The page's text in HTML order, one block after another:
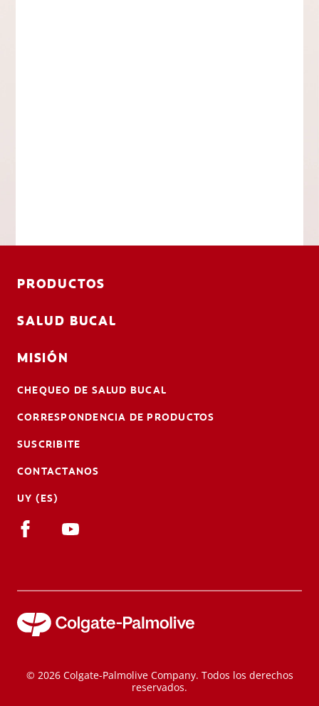
PRODUCTOS
SALUD BUCAL
MISIÓN
CHEQUEO DE SALUD BUCAL
CORRESPONDENCIA DE PRODUCTOS
SUSCRIBITE
CONTACTANOS
UY (ES)
© 2026 Colgate-Palmolive Company. Todos los derechos
reservados.